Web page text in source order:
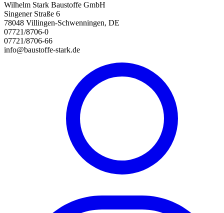
Wilhelm Stark Baustoffe GmbH
Singener Straße 6
78048 Villingen-Schwenningen, DE
07721/8706-0
07721/8706-66
info@baustoffe-stark.de